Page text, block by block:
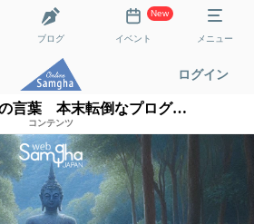
ブログ
New
イベント メニュー
ログイン
10月9日 今日の言葉 本末転倒なプログラム
コンテンツ